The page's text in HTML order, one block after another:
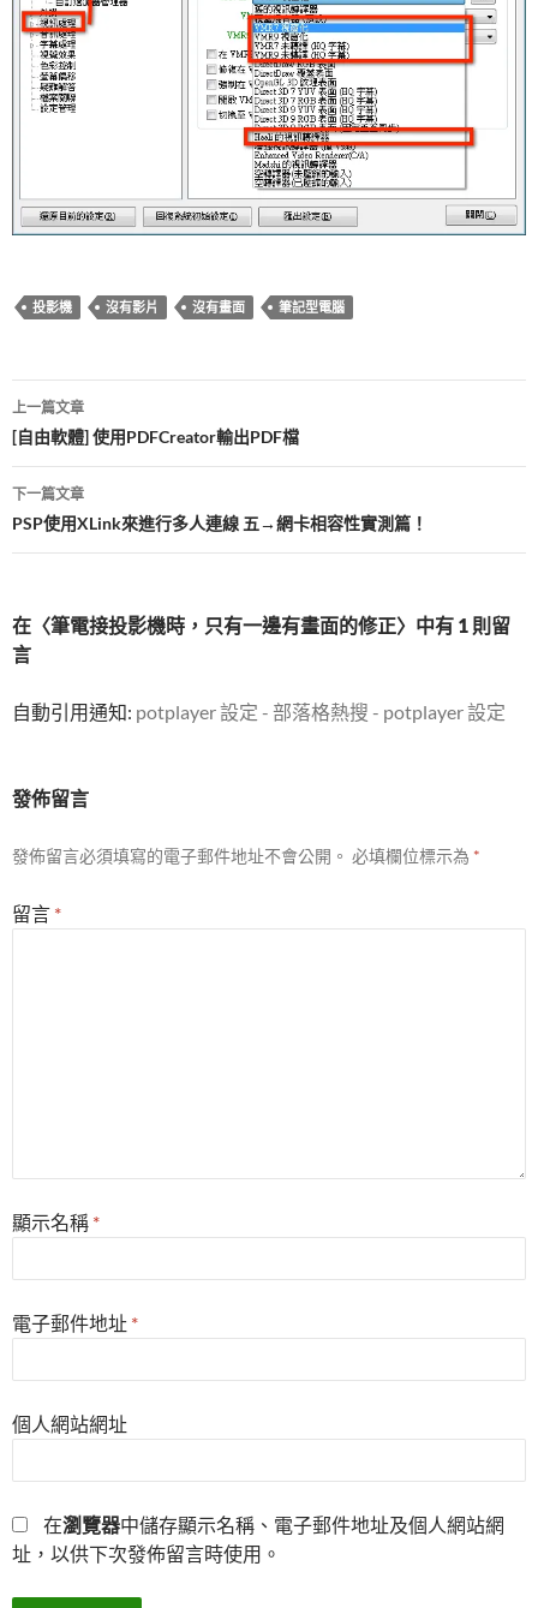
投影機 沒有影片 沒有畫面 筆記型電腦
文
章
導
覽
上一篇文章
[自由軟體] 使用PDFCreator輸出PDF檔
下一篇文章
PSP使用XLink來進行多人連線 五→網卡相容性實測篇！
在〈筆電接投影機時，只有一邊有畫面的修正〉中有 1 則留
言
自動引用通知: potplayer 設定 - 部落格熱搜 - potplayer 設定
發佈留言
發佈留言必須填寫的電子郵件地址不會公開。 必填欄位標示為 *
留言 *
顯示名稱 *
電子郵件地址 *
個人網站網址
在瀏覽器中儲存顯示名稱、電子郵件地址及個人網站網
址，以供下次發佈留言時使用。